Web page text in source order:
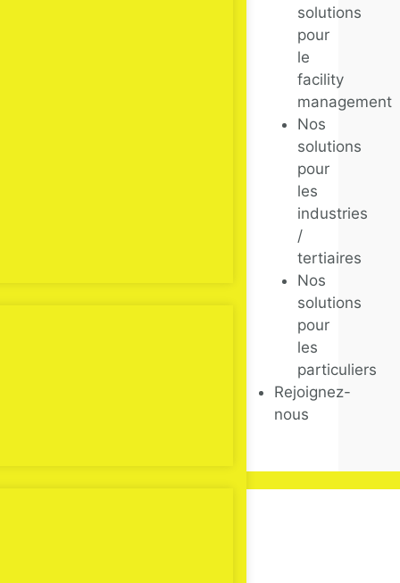
solutions
pour
le
facility
management
Nos
solutions
pour
les
industries
/
tertiaires
Nos
solutions
pour
les
particuliers
Rejoignez-
nous